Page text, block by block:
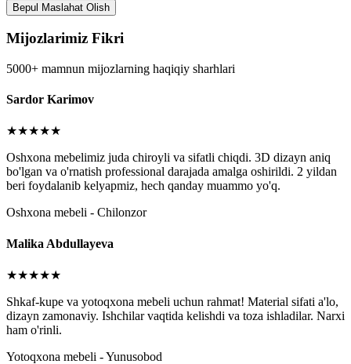
Bepul Maslahat Olish
Mijozlarimiz Fikri
5000+ mamnun mijozlarning haqiqiy sharhlari
Sardor Karimov
★★★★★
Oshxona mebelimiz juda chiroyli va sifatli chiqdi. 3D dizayn aniq
bo'lgan va o'rnatish professional darajada amalga oshirildi. 2 yildan
beri foydalanib kelyapmiz, hech qanday muammo yo'q.
Oshxona mebeli - Chilonzor
Malika Abdullayeva
★★★★★
Shkaf-kupe va yotoqxona mebeli uchun rahmat! Material sifati a'lo,
dizayn zamonaviy. Ishchilar vaqtida kelishdi va toza ishladilar. Narxi
ham o'rinli.
Yotoqxona mebeli - Yunusobod